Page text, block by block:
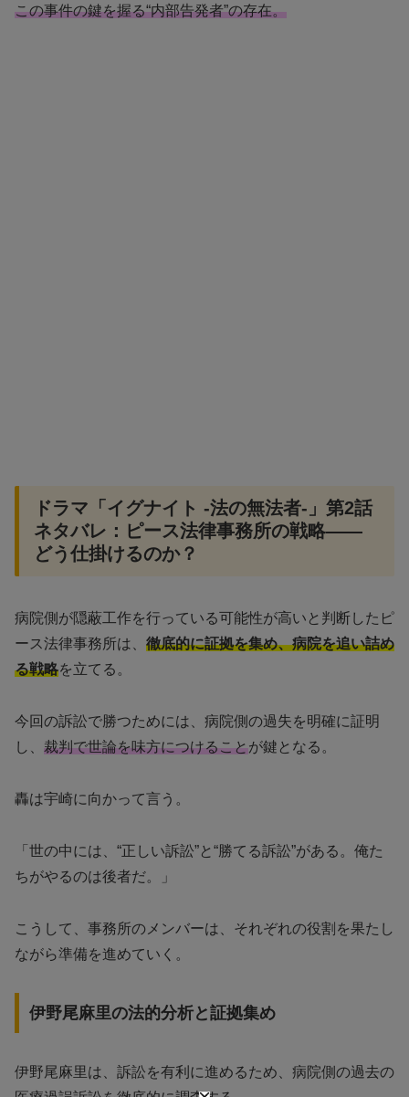
この事件の鍵を握る“内部告発者”の存在。
ドラマ「イグナイト -法の無法者-」第2話
ネタバレ：ピース法律事務所の戦略——
どう仕掛けるのか？
病院側が隠蔽工作を行っている可能性が高いと判断したピ
ース法律事務所は、 徹底的に証拠を集め、病院を追い詰め
る戦略を立てる。
今回の訴訟で勝つためには、病院側の過失を明確に証明
し、 裁判で世論を味方につけることが鍵となる。
轟は宇崎に向かって言う。
「世の中には、“正しい訴訟”と“勝てる訴訟”がある。俺た
ちがやるのは後者だ。」
こうして、事務所のメンバーは、それぞれの役割を果たし
ながら準備を進めていく。
伊野尾麻里の法的分析と証拠集め
伊野尾麻里は、訴訟を有利に進めるため、病院側の過去の